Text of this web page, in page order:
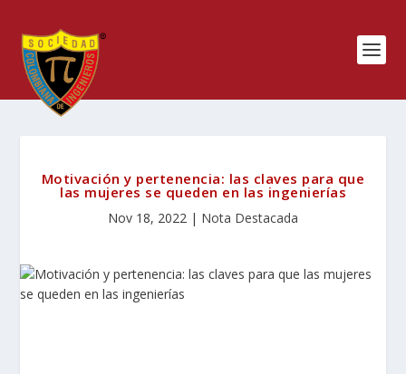
Motivación y pertenencia: las claves para que
las mujeres se queden en las ingenierías
Nov 18, 2022 | Nota Destacada